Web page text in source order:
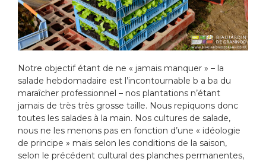
Notre objectif étant de ne « jamais manquer » – la
salade hebdomadaire est l’incontournable b a ba du
maraîcher professionnel – nos plantations n’étant
jamais de très très grosse taille. Nous repiquons donc
toutes les salades à la main. Nos cultures de salade,
nous ne les menons pas en fonction d’une « idéologie
de principe » mais selon les conditions de la saison,
selon le précédent cultural des planches permanentes,